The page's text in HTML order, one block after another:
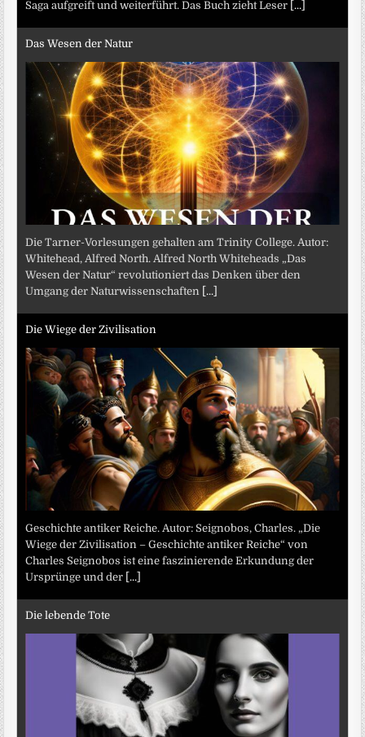
Saga aufgreift und weiterführt. Das Buch zieht Leser [...]
Das Wesen der Natur
Die Tarner-Vorlesungen gehalten am Trinity College. Autor:
Whitehead, Alfred North. Alfred North Whiteheads „Das
Wesen der Natur“ revolutioniert das Denken über den
Umgang der Naturwissenschaften [...]
Die Wiege der Zivilisation
Geschichte antiker Reiche. Autor: Seignobos, Charles. „Die
Wiege der Zivilisation – Geschichte antiker Reiche“ von
Charles Seignobos ist eine faszinierende Erkundung der
Ursprünge und der [...]
Die lebende Tote